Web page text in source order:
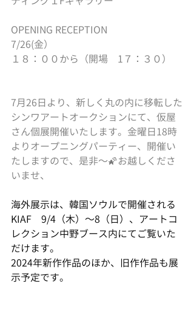
OPENING RECEPTION
7/26(金）
１８：００から（開場　1７：３０）
7月26日より、新しく丸の内に移転した
シンワアートオークションにて、仮屋
さん個展開催いたします。金曜日18時
よりオープニングパーティー、開催い
たしますので、是非～🌠お越しくださ
いませ、
海外展示は、韓国ソウルで開催される
KIAF　9/4（木）～8（日）、アートコ
レクション中野ブース内にてご覧いた
だけます。
2024年新作作品のほか、旧作作品も展
示予定です。